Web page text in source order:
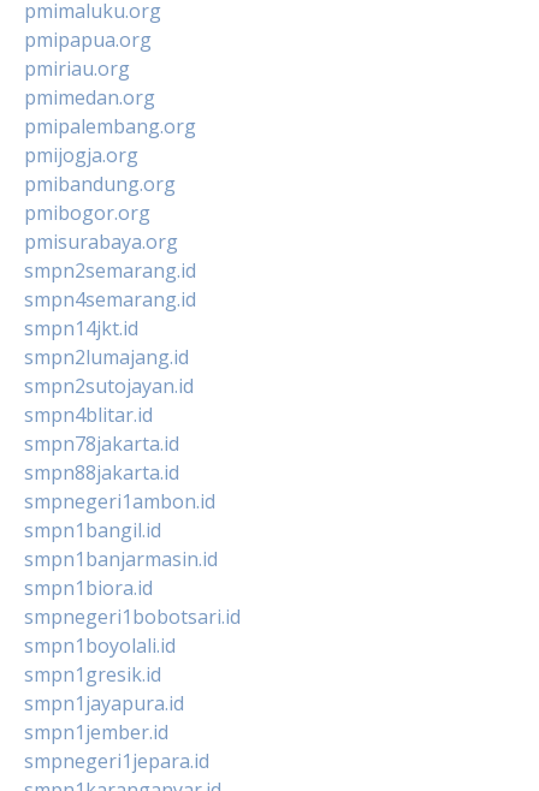
pmimaluku.org
pmipapua.org
pmiriau.org
pmimedan.org
pmipalembang.org
pmijogja.org
pmibandung.org
pmibogor.org
pmisurabaya.org
smpn2semarang.id
smpn4semarang.id
smpn14jkt.id
smpn2lumajang.id
smpn2sutojayan.id
smpn4blitar.id
smpn78jakarta.id
smpn88jakarta.id
smpnegeri1ambon.id
smpn1bangil.id
smpn1banjarmasin.id
smpn1biora.id
smpnegeri1bobotsari.id
smpn1boyolali.id
smpn1gresik.id
smpn1jayapura.id
smpn1jember.id
smpnegeri1jepara.id